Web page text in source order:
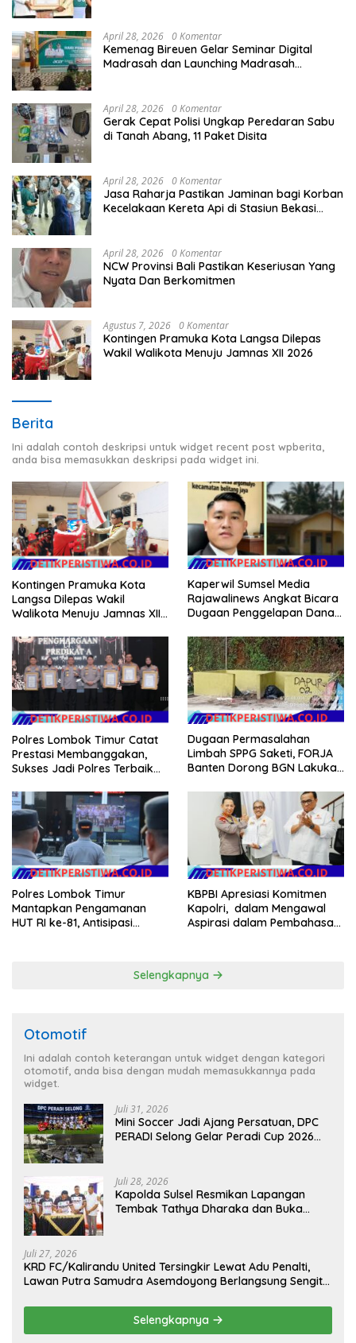
April 28, 2026 0 Komentar
Kemenag Bireuen Gelar Seminar Digital
Madrasah dan Launching Madrasah
April 28, 2026 0 Komentar
Gerak Cepat Polisi Ungkap Peredaran Sabu
di Tanah Abang, 11 Paket Disita
April 28, 2026 0 Komentar
Jasa Raharja Pastikan Jaminan bagi Korban
Kecelakaan Kereta Api di Stasiun Bekasi
April 28, 2026 0 Komentar
NCW Provinsi Bali Pastikan Keseriusan Yang
Nyata Dan Berkomitmen
Agustus 7, 2026 0 Komentar
Kontingen Pramuka Kota Langsa Dilepas
Wakil Walikota Menuju Jamnas XII 2026
Berita
Ini adalah contoh deskripsi untuk widget recent post wpberita,
anda bisa memasukkan deskripsi pada widget ini.
Kontingen Pramuka Kota
Langsa Dilepas Wakil
Walikota Menuju Jamnas XII
Kaperwil Sumsel Media
Rajawalinews Angkat Bicara
Dugaan Penggelapan Dana
Argomulyo Belitang Jaya
Hilang 3 Bulan Bawa
Anggaran Pembangunan
Polres Lombok Timur Catat
Prestasi Membanggakan,
Sukses Jadi Polres Terbaik
NTB
Dugaan Permasalahan
Limbah SPPG Saketi, FORJA
Banten Dorong BGN Lakukan
Polres Lombok Timur
Mantapkan Pengamanan
HUT RI ke-81, Antisipasi
KBPBI Apresiasi Komitmen
Kapolri, dalam Mengawal
Aspirasi dalam Pembahasan
Selengkapnya
Otomotif
Ini adalah contoh keterangan untuk widget dengan kategori
otomotif, anda bisa dengan mudah memasukkannya pada
widget.
Juli 31, 2026
Mini Soccer Jadi Ajang Persatuan, DPC
PERADI Selong Gelar Peradi Cup 2026
Juli 28, 2026
Kapolda Sulsel Resmikan Lapangan
Tembak Tathya Dharaka dan Buka
Juli 27, 2026
KRD FC/Kalirandu United Tersingkir Lewat Adu Penalti,
Lawan Putra Samudra Asemdoyong Berlangsung Sengit
Selengkapnya